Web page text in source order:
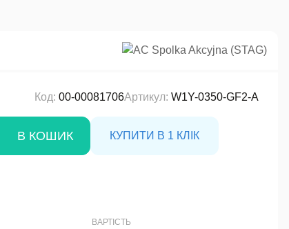
Код: 00-00081706Артикул: W1Y-0350-GF2-A
В КОШИК КУПИТИ В 1 КЛІК
ВАРТІСТЬ